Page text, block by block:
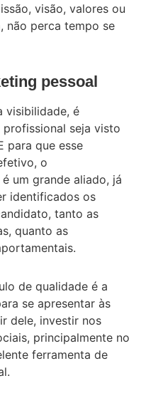
visão, valores ou
não perca tempo se
pessoal
visibilidade, é
seja visto
para que esse
o
é um grande aliado, já
identificados os
tanto as
quanto as
de qualidade é a
se apresentar às
dele, investir nos
principalmente no
ferramenta de